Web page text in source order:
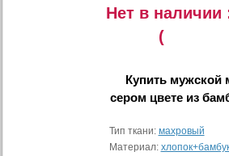
Нет в наличии
(
Купить мужской
сером цвете из
Тип ткани: махровый
Материал: